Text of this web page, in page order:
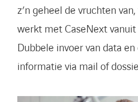
z’n geheel de vruchten
werkt met CaseNext
Dubbele invoer van data
informatie via mail of